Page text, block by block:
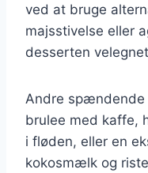
ved at bruge
majsstivelse eller
desserten
Andre spændende
brulee med kaffe,
i fløden, eller en
kokosmælk og